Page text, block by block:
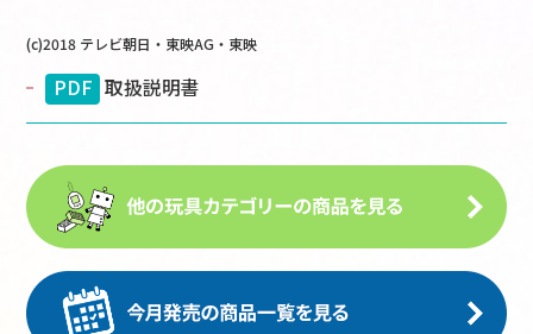
(c)2018 テレビ朝日・東映AG・東映
PDF 取扱説明書